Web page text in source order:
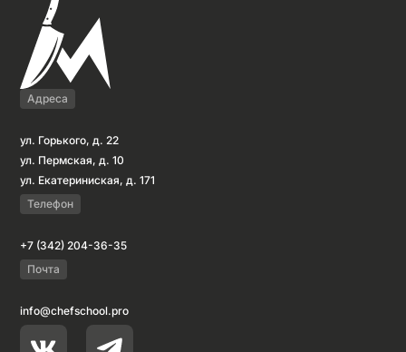
Адреса
ул. Горького, д. 22
ул. Пермская, д. 10
ул. Екатериниская, д. 171
Телефон
+7 (342) 204-36-35
Почта
info@chefschool.pro